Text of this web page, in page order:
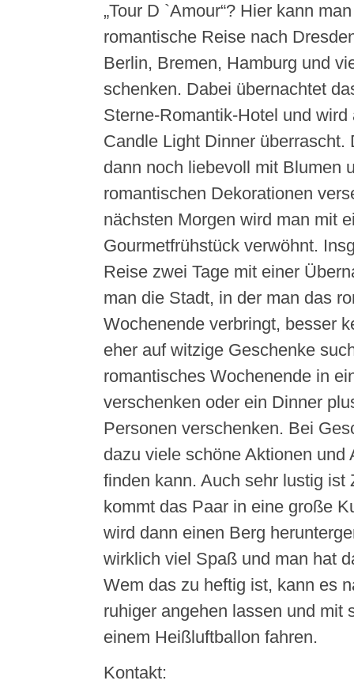
„Tour D `Amour“? Hier kann
romantische Reise nach
Berlin, Bremen, Hamburg und
schenken. Dabei übernachtet
Sterne-Romantik-Hotel und
Candle Light Dinner überrascht.
dann noch liebevoll mit Blumen
romantischen Dekorationen
nächsten Morgen wird man mit
Gourmetfrühstück verwöhnt.
Reise zwei Tage mit einer
man die Stadt, in der man das
Wochenende verbringt, besser
eher auf witzige Geschenke
romantisches Wochenende in
verschenken oder ein Dinner
Personen verschenken. Bei
dazu viele schöne Aktionen und
finden kann. Auch sehr lustig ist
kommt das Paar in eine große
wird dann einen Berg
wirklich viel Spaß und man hat
Wem das zu heftig ist, kann es
ruhiger angehen lassen und mit
einem Heißluftballon fahren.
Kontakt: